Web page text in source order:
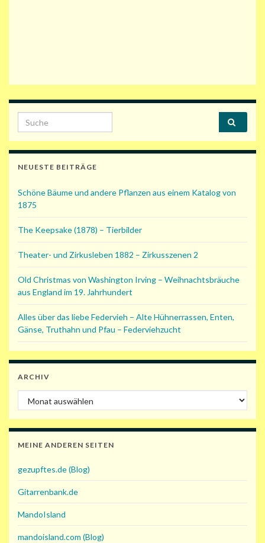
Search for:
NEUESTE BEITRÄGE
Schöne Bäume und andere Pflanzen aus einem Katalog von
1875
The Keepsake (1878) – Tierbilder
Theater- und Zirkusleben 1882 – Zirkusszenen 2
Old Christmas von Washington Irving – Weihnachtsbräuche
aus England im 19. Jahrhundert
Alles über das liebe Federvieh – Alte Hühnerrassen, Enten,
Gänse, Truthahn und Pfau – Federviehzucht
ARCHIV
Archiv
MEINE ANDEREN SEITEN
gezupftes.de (Blog)
Gitarrenbank.de
MandoIsland
mandoisland.com (Blog)